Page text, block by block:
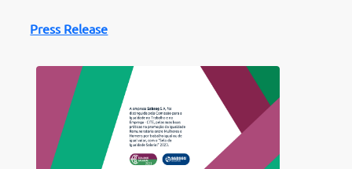
Press Release